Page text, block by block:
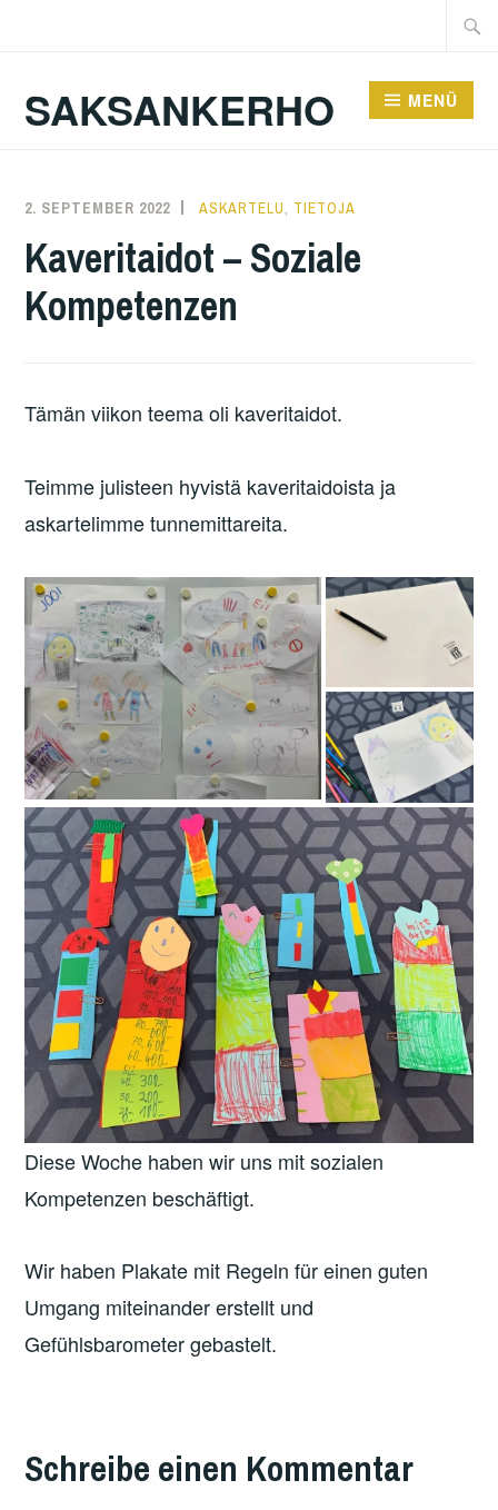
Suche
SAKSANKERHO MENÜ
2. SEPTEMBER 2022 KAREN
ASKARTELU TIETOJA
Kaveritaidot – Soziale
Kompetenzen
Tämän viikon teema oli kaveritaidot.
Teimme julisteen hyvistä kaveritaidoista ja
askartelimme tunnemittareita.
Diese Woche haben wir uns mit sozialen
Kompetenzen beschäftigt.
Wir haben Plakate mit Regeln für einen guten
Umgang miteinander erstellt und
Gefühlsbarometer gebastelt.
FEATURED
Schreibe einen Kommentar